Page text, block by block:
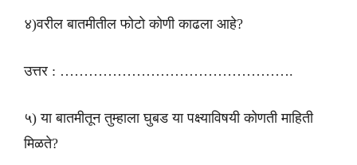
४)वरील बातमीतील फोटो कोणी काढला आहे?
उत्तर : ………………………………………….
५) या बातमीतून तुम्हाला घुबड या पक्ष्याविषयी कोणती माहिती
मिळते?